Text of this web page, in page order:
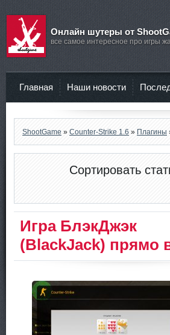
Онлайн шутеры от
все самое интересное про игры
Главная Наши новости
ShootGame » Counter-Strike 1.6 » Плагины
Сортировать
Игра БлэкДжэк
(BlackJack) прямо